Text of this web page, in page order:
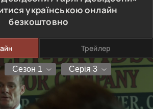
українською онлайн
безкоштовно
Трейлер